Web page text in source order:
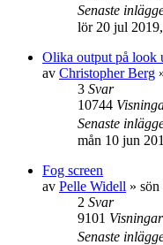
Senaste
lör 20 jul
Olika output på look
av Christopher Berg
3 Svar
10744
Senaste
mån 10 jun
Fog screen
av Pelle Widell » sön
2 Svar
9101 Visningar
Senaste